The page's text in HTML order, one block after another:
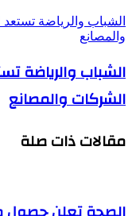
الشباب والرياضة تستعد
والمصانع
الشباب والرياضة
الشركات والمصانع
مقالات ذات صلة